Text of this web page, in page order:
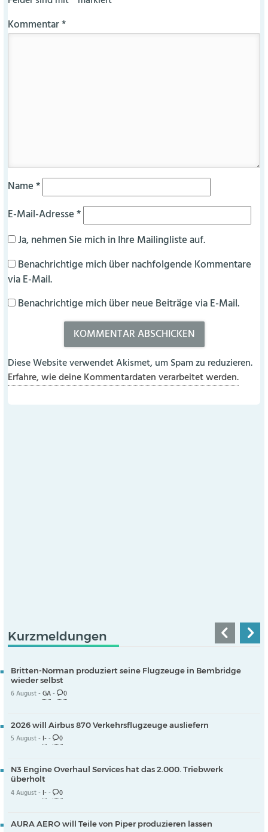
Kommentar*
Name*
E-Mail-Adresse*
Ja, nehmen Sie mich in Ihre Mailingliste auf.
Benachrichtige mich über nachfolgende Kommentare
via E-Mail.
Benachrichtige mich über neue Beiträge via E-Mail.
Diese Website verwendet Akismet, um Spam zu reduzieren.
Erfahre, wie deine Kommentardaten verarbeitet werden.
Kurzmeldungen
Britten-Norman produziert seine Flugzeuge in Bembridge
wieder selbst
6 August -GA- 0
2026 will Airbus 870 Verkehrsflugzeuge ausliefern
5 August - I-- 0
N3 Engine Overhaul Services hat das 2.000. Triebwerk
überholt
4 August - I-- 0
AURA AERO will Teile von Piper produzieren lassen